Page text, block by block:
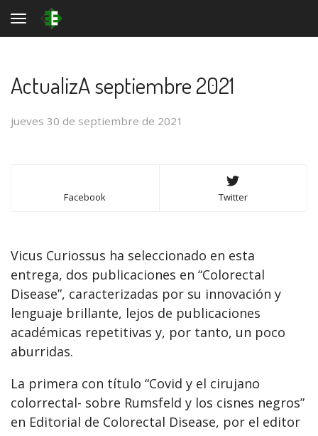
Toggle navigation
ActualizA septiembre 2021
jueves 30 de septiembre de 2021
Facebook Twitter
Vicus Curiossus ha seleccionado en esta
entrega, dos publicaciones en “Colorectal
Disease”, caracterizadas por su innovación y
lenguaje brillante, lejos de publicaciones
académicas repetitivas y, por tanto, un poco
aburridas.
La primera con título “Covid y el cirujano
colorrectal- sobre Rumsfeld y los cisnes negros”
en Editorial de Colorectal Disease, por el editor